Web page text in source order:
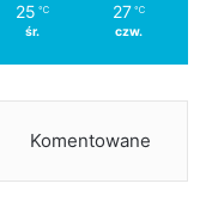
25 ℃
śr.
27 ℃
czw.
Komentowane